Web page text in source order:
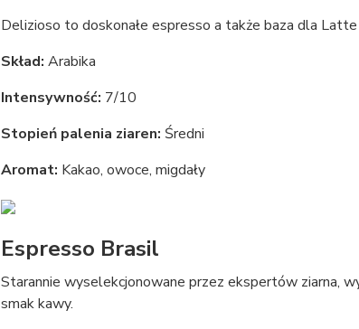
Delizioso to doskonałe espresso a także baza dla Latte
Skład: Arabika
Intensywność: 7/10
Stopień palenia ziaren: Średni
Aromat: Kakao, owoce, migdały
Espresso Brasil
Starannie wyselekcjonowane przez ekspertów ziarna,
smak kawy.